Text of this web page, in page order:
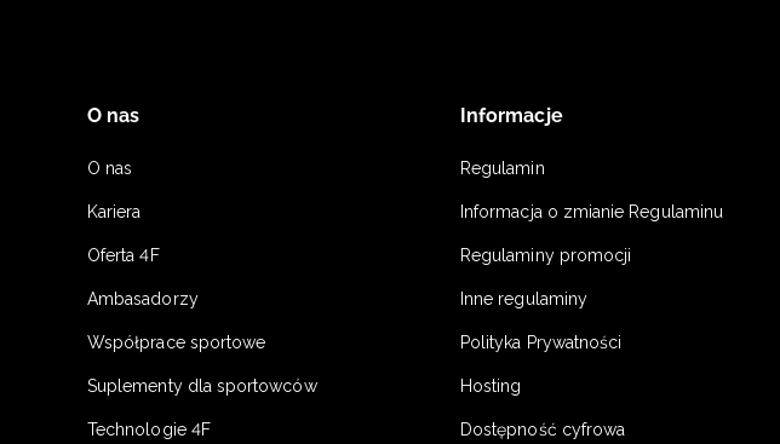
O nas
O nas
Kariera
Oferta 4F
Ambasadorzy
Współprace sportowe
Suplementy dla sportowców
Technologie 4F
Informacje
Regulamin
Informacja o zmianie Regulaminu
Regulaminy promocji
Inne regulaminy
Polityka Prywatności
Hosting
Dostępność cyfrowa